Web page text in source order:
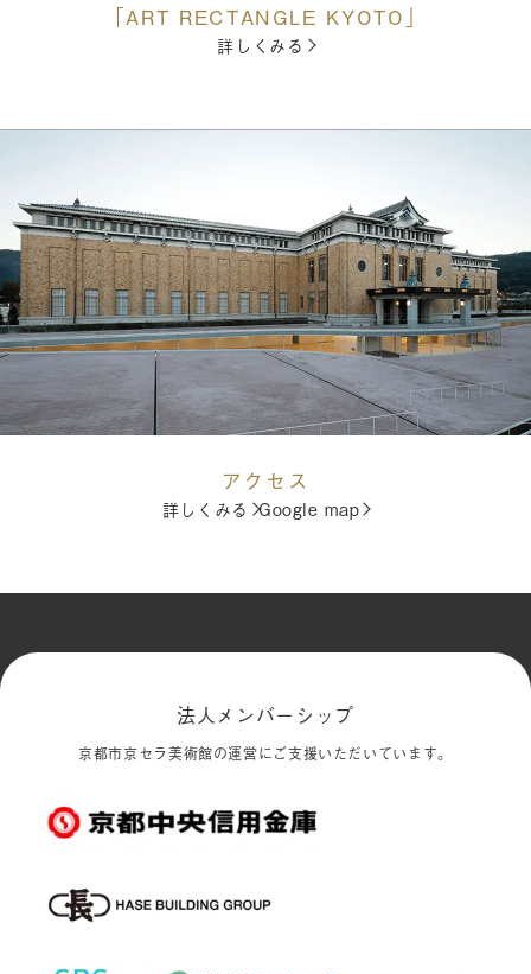
「ART RECTANGLE KYOTO」
詳しくみる
アクセス
詳しくみる Google map
法人メンバーシップ
京都市京セラ美術館の運営にご支援いただいています。